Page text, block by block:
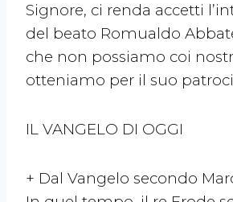
Signore, ci renda accetti
del beato Romualdo
che non possiamo coi
otteniamo per il suo
IL VANGELO DI OGGI
+ Dal Vangelo secondo